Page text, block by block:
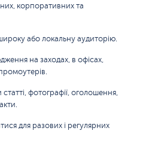
корпоративних та
або локальну аудиторію.
на заходах, в офісах,
фотографії, оголошення,
для разових і регулярних